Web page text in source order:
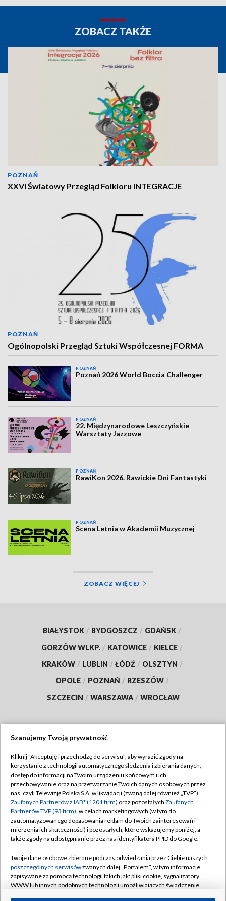
ZOBACZ TAKŻE
POZNAŃ
XXVI Światowy Przegląd Folkloru INTEGRACJE
POZNAŃ
Ogólnopolski Przegląd Sztuki Współczesnej FORMA
POZNAŃ
Poznań 2026 World Boccia Challenger
POZNAŃ
22. Międzynarodowe Leszczyńskie
Warsztaty Jazzowe
POZNAŃ
RawiKon 2026. Rawickie Dni Fantastyki
POZNAŃ
Scena Letnia w Akademii Muzycznej
ZOBACZ WIĘCEJ
BIAŁYSTOK / BYDGOSZCZ / GDAŃSK /
GORZÓW WLKP. / KATOWICE / KIELCE /
KRAKÓW / LUBLIN / ŁÓDŹ / OLSZTYN /
OPOLE / POZNAŃ / RZESZÓW /
SZCZECIN / WARSZAWA / WROCŁAW
TVP
Abonament TVP
Emisja w TVP
Centrum informacji TVP
Naziemna Telewizja Cyfrowa
Rada Programowa
System NOS
Informacje o nadawcy
Regulamin TVP
Polityka prywatności
Moje zgody
Pomoc
Kontakt
Szanujemy Twoją prywatność
Kliknij "Akceptuję i przechodzę do serwisu", aby wyrazić zgody na
korzystanie z technologii automatycznego śledzenia i zbierania danych,
dostęp do informacji na Twoim urządzeniu końcowym i ich
przechowywanie oraz na przetwarzanie Twoich danych osobowych przez
nas, czyli Telewizję Polską S.A. w likwidacji (zwaną dalej również „TVP”),
Zaufanych Partnerów z IAB* (1201 firm) oraz pozostałych Zaufanych
Partnerów TVP (93 firm), w celach marketingowych (w tym do
zautomatyzowanego dopasowania reklam do Twoich zainteresowań i
mierzenia ich skuteczności) i pozostałych, które wskazujemy poniżej, a
także zgody na udostępnianie przez nas identyfikatora PPID do Google.
Twoje dane osobowe zbierane podczas odwiedzania przez Ciebie naszych
poszczególnych serwisówzwanych dalej „Portalem”, w tym informacje
zapisywane za pomocą technologii takich jak: pliki cookie, sygnalizatory
WWW lub innych podobnych technologii umożliwiających świadczenie